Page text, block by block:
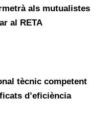
als mutualistes
al RETA
tècnic competent
d’eficiència